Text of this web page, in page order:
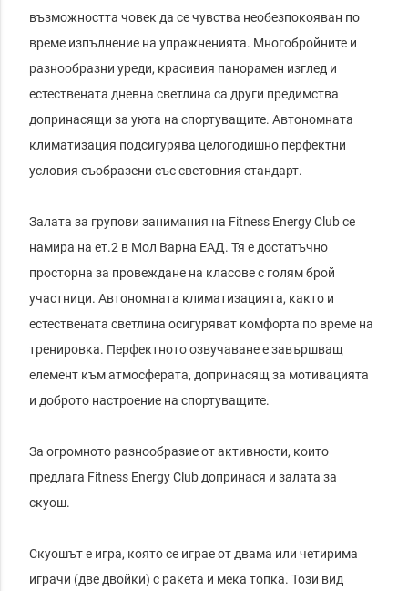
възможността човек да се чувства необезпокояван по
време изпълнение на упражненията. Многобройните и
разнообразни уреди, красивия панорамен изглед и
естествената дневна светлина са други предимства
допринасящи за уюта на спортуващите. Автономната
климатизация подсигурява целогодишно перфектни
условия съобразени със световния стандарт.
Залата за групови занимания на Fitness Energy Club се
намира на ет.2 в Мол Варна ЕАД. Тя е достатъчно
просторна за провеждане на класове с голям брой
участници. Автономната климатизацията, както и
естествената светлина осигуряват комфорта по време на
тренировка. Перфектното озвучаване е завършващ
елемент към атмосферата, допринасящ за мотивацията
и доброто настроение на спортуващите.
За огромното разнообразие от активности, които
предлага Fitness Energy Club допринася и залата за
скуош.
Скуошът е игра, която се играе от двама или четирима
играчи (две двойки) с ракета и мека топка. Този вид